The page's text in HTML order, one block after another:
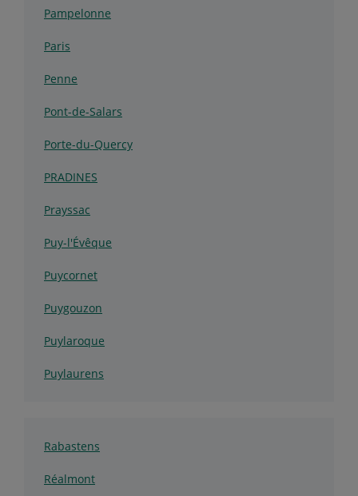
Pampelonne
Paris
Penne
Pont-de-Salars
Porte-du-Quercy
PRADINES
Prayssac
Puy-l'Évêque
Puycornet
Puygouzon
Puylaroque
Puylaurens
Rabastens
Réalmont